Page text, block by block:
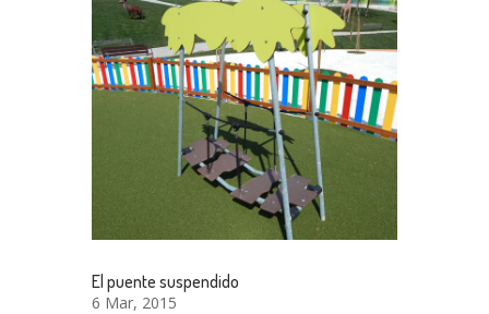
El puente suspendido
6 Mar, 2015